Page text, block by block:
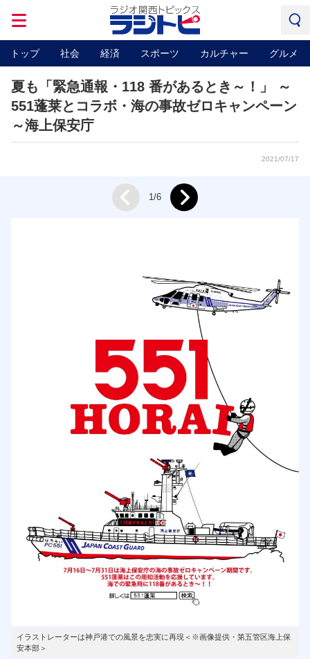
トップ 社会 経済 スポーツ カルチャー グルメ
夏も「緊急通報・118 番があるとき～！」 ～
551蓬莱とコラボ・海の事故ゼロキャンペーン
～海上保安庁
2021/07/17
イラストレーターは神戸港での風景を忠実に再現＜※画像提供・第五管区海上保
安本部＞
Prev 1/6 Next